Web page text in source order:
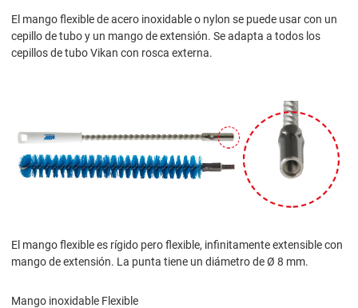
El mango flexible de acero inoxidable o nylon se puede usar con un
cepillo de tubo y un mango de extensión. Se adapta a todos los
cepillos de tubo Vikan con rosca externa.
El mango flexible es rígido pero flexible, infinitamente extensible con
mango de extensión. La punta tiene un diámetro de Ø 8 mm.
Mango inoxidable Flexible